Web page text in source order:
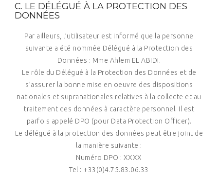
C. LE DÉLÉGUÉ À LA PROTECTION DES
DONNÉES
Par ailleurs, l’utilisateur est informé que la personne
suivante a été nommée Délégué à la Protection des
Données : Mme Ahlem EL ABIDI.
Le rôle du Délégué à la Protection des Données et de
s’assurer la bonne mise en oeuvre des dispositions
nationales et supranationales relatives à la collecte et au
traitement des données à caractère personnel. Il est
parfois appelé DPO (pour Data Protection Officer).
Le délégué à la protection des données peut être joint de
la manière suivante :
Numéro DPO : XXXX
Tel : +33(0)4.75.83.06.33